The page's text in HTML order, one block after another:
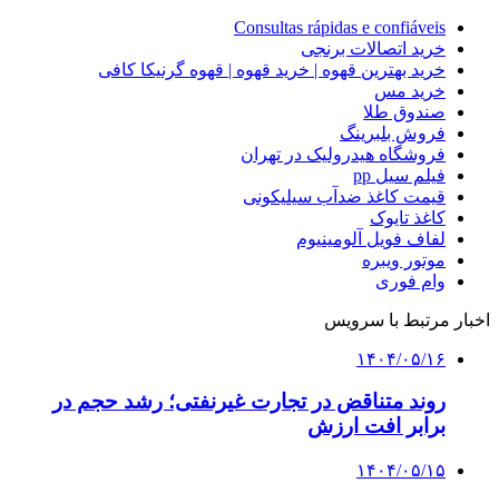
Consultas rápidas e confiáveis
خرید اتصالات برنجی
خرید بهترین قهوه | خرید قهوه | قهوه گرنیکا کافی
خرید مس
صندوق طلا
فروش بلبرینگ
فروشگاه هیدرولیک در تهران
فیلم سیل pp
قیمت کاغذ ضدآب سیلیکونی
کاغذ تایوک
لفاف فویل آلومینیوم
موتور ویبره
وام فوری
اخبار مرتبط با سرویس
۱۴۰۴/۰۵/۱۶
روند متناقض در تجارت غیرنفتی؛ رشد حجم در
برابر افت ارزش
۱۴۰۴/۰۵/۱۵